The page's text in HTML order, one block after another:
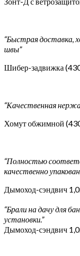
“Быстрая доставка,
швы”
Шибер-задвижка
“Качественная
Хомут обжимной
“Полностью
качественно
Дымоход-сэндвич
“Брали на дачу для
установки.”
Дымоход-сэндвич